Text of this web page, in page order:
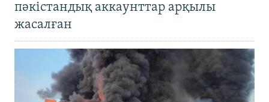
пәкістандық аккаунттар арқылы
жасалған